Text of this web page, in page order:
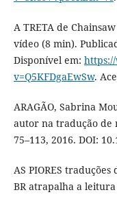
A TRETA de
vídeo (8 min).
Disponível em:
v=Q5KFDgaEwSw.
ARAGÃO, Sabrina
autor na tradução de
75–113, 2016. DOI:
AS PIORES
BR atrapalha a